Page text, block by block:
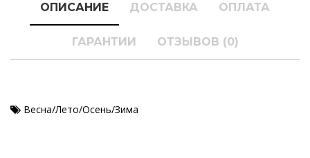
ОПИСАНИЕ ДОСТАВКА ОПЛАТА
ГАРАНТИИ ОТЗЫВОВ (0)
Весна/Лето/Осень/Зима